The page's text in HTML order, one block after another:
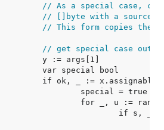
// As a special case,
// []byte with a source
// This form copies the
// get special case out